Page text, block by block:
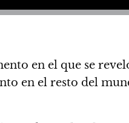
en el que se
en el resto del